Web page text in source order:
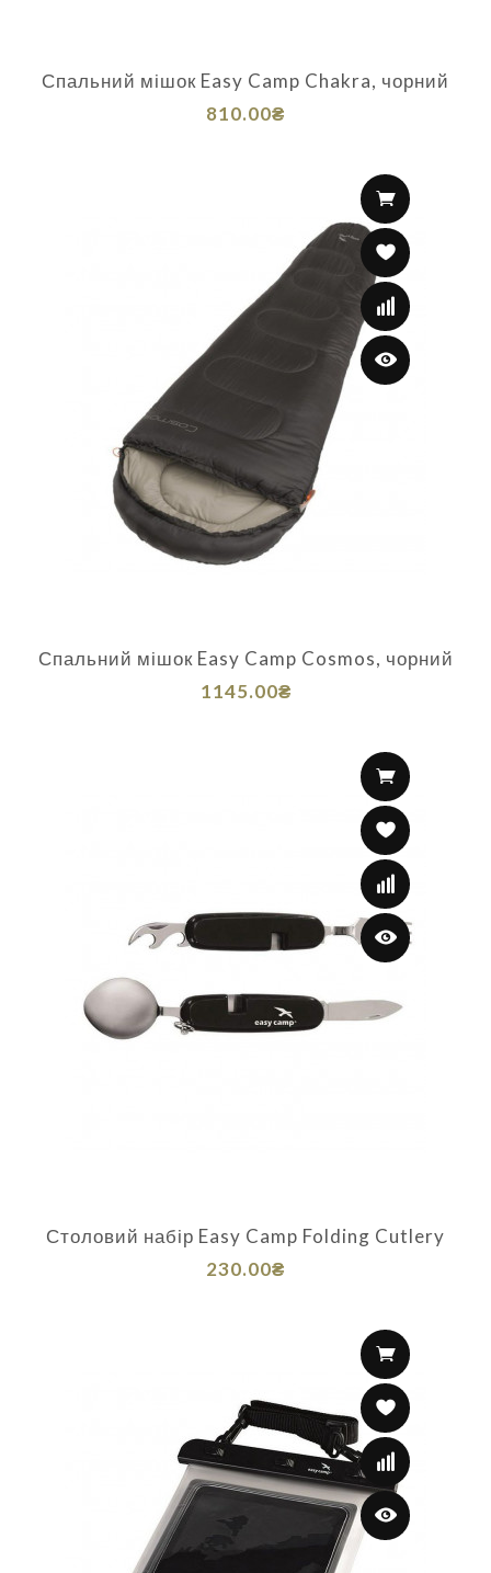
Спальний мішок Easy Camp Chakra, чорний
810.00₴
Спальний мішок Easy Camp Cosmos, чорний
1145.00₴
Столовий набір Easy Camp Folding Cutlery
230.00₴